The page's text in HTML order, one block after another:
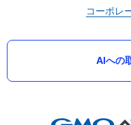
コーポレ
AIへの